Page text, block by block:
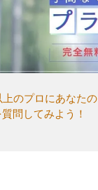
上のプロにあなたの
問してみよう！